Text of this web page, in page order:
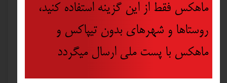
ماهکس فقط از این گزینه استفاده کنید،
روستاها و شهرهای بدون تیپاکس و
ماهکس با پست ملی ارسال میگردد